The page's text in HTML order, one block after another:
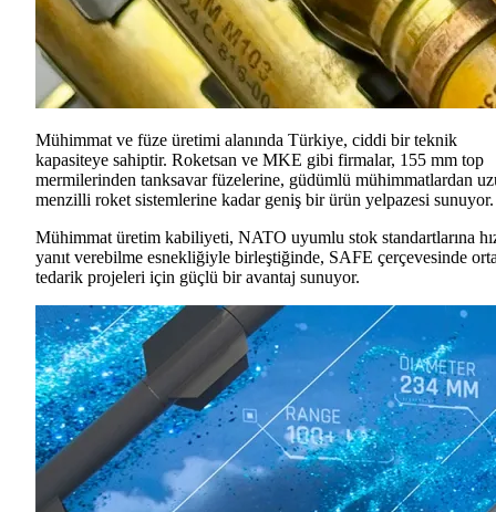
Mühimmat ve füze üretimi alanında Türkiye, ciddi bir teknik
kapasiteye sahiptir. Roketsan ve MKE gibi firmalar, 155 mm top
mermilerinden tanksavar füzelerine, güdümlü mühimmatlardan
menzilli roket sistemlerine kadar geniş bir ürün yelpazesi sunuyor.
Mühimmat üretim kabiliyeti, NATO uyumlu stok standartlarına
yanıt verebilme esnekliğiyle birleştiğinde, SAFE çerçevesinde
tedarik projeleri için güçlü bir avantaj sunuyor.